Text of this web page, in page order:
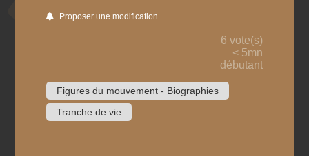
Proposer une modification
6 vote(s)
< 5mn
débutant
Figures du mouvement - Biographies
Tranche de vie